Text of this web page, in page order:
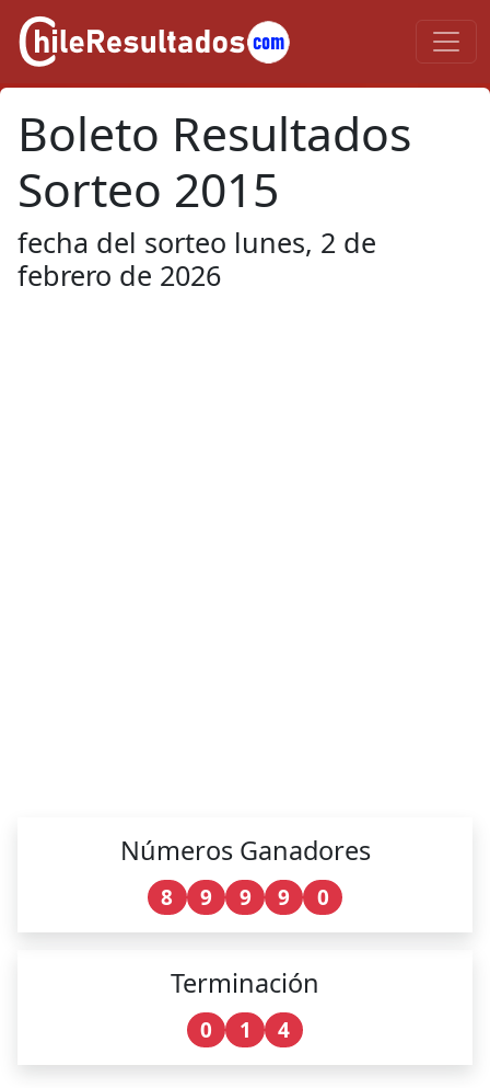
Boleto Resultados
Sorteo 2015
fecha del sorteo lunes, 2 de
febrero de 2026
Números Ganadores
8 9 9 9 0
Terminación
0 1 4